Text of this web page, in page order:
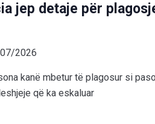
jep detaje për
2026
kanë mbetur të plagosur si
që ka eskaluar